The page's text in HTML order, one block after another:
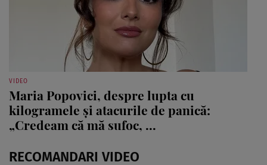
VIDEO
Maria Popovici, despre lupta cu
kilogramele și atacurile de panică:
„Credeam că mă sufoc, ...
RECOMANDARI VIDEO